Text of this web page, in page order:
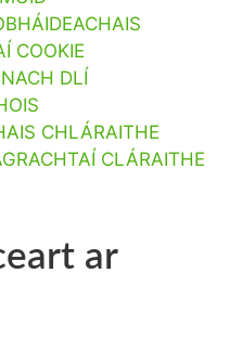
COOKIE
DLÍ
CHLÁRAITHE
CLÁRAITHE
ar